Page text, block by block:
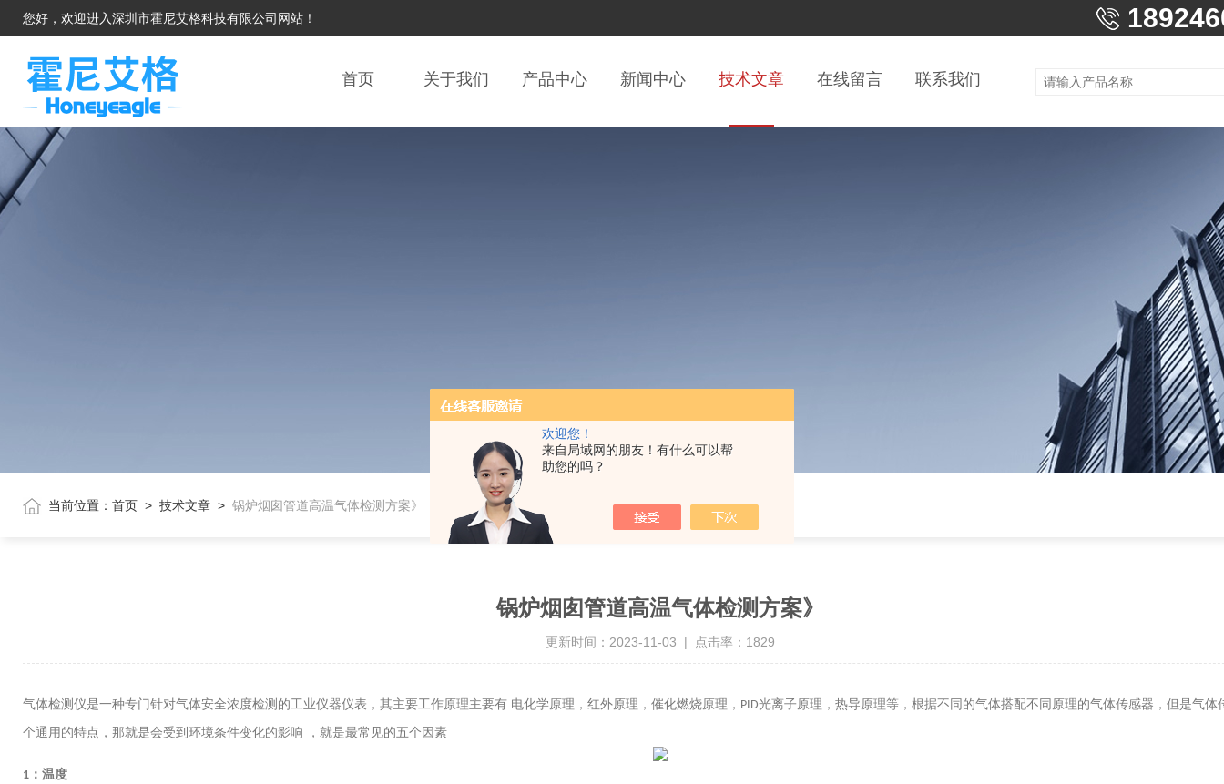
欢迎您！
来自局域网的朋友！有什么可以帮
助您的吗？
您好，欢迎进入深圳市霍尼艾格科技有限公司网站！
首页 关于我们 产品中心 新闻中心 技术文章 在线留言 联系我们
当前位置： 首页 > 技术文章 > 锅炉烟囱管道高温气体检测方案》
锅炉烟囱管道高温气体检测方案》
更新时间：2023-11-03 | 点击率：1829
气体检测仪是一种专门针对气体安全浓度检测的工业仪器仪表，其主要工作原理主要有 电化学原理，红外原理，催化燃烧原理， PID光离子原理，热导原理等，根据不同的气体搭配不同原理的气体传感器，但是气体
个通用的特点，那就是会受到环境条件变化的影响 ，就是最常见的五个因素
1 ：温度